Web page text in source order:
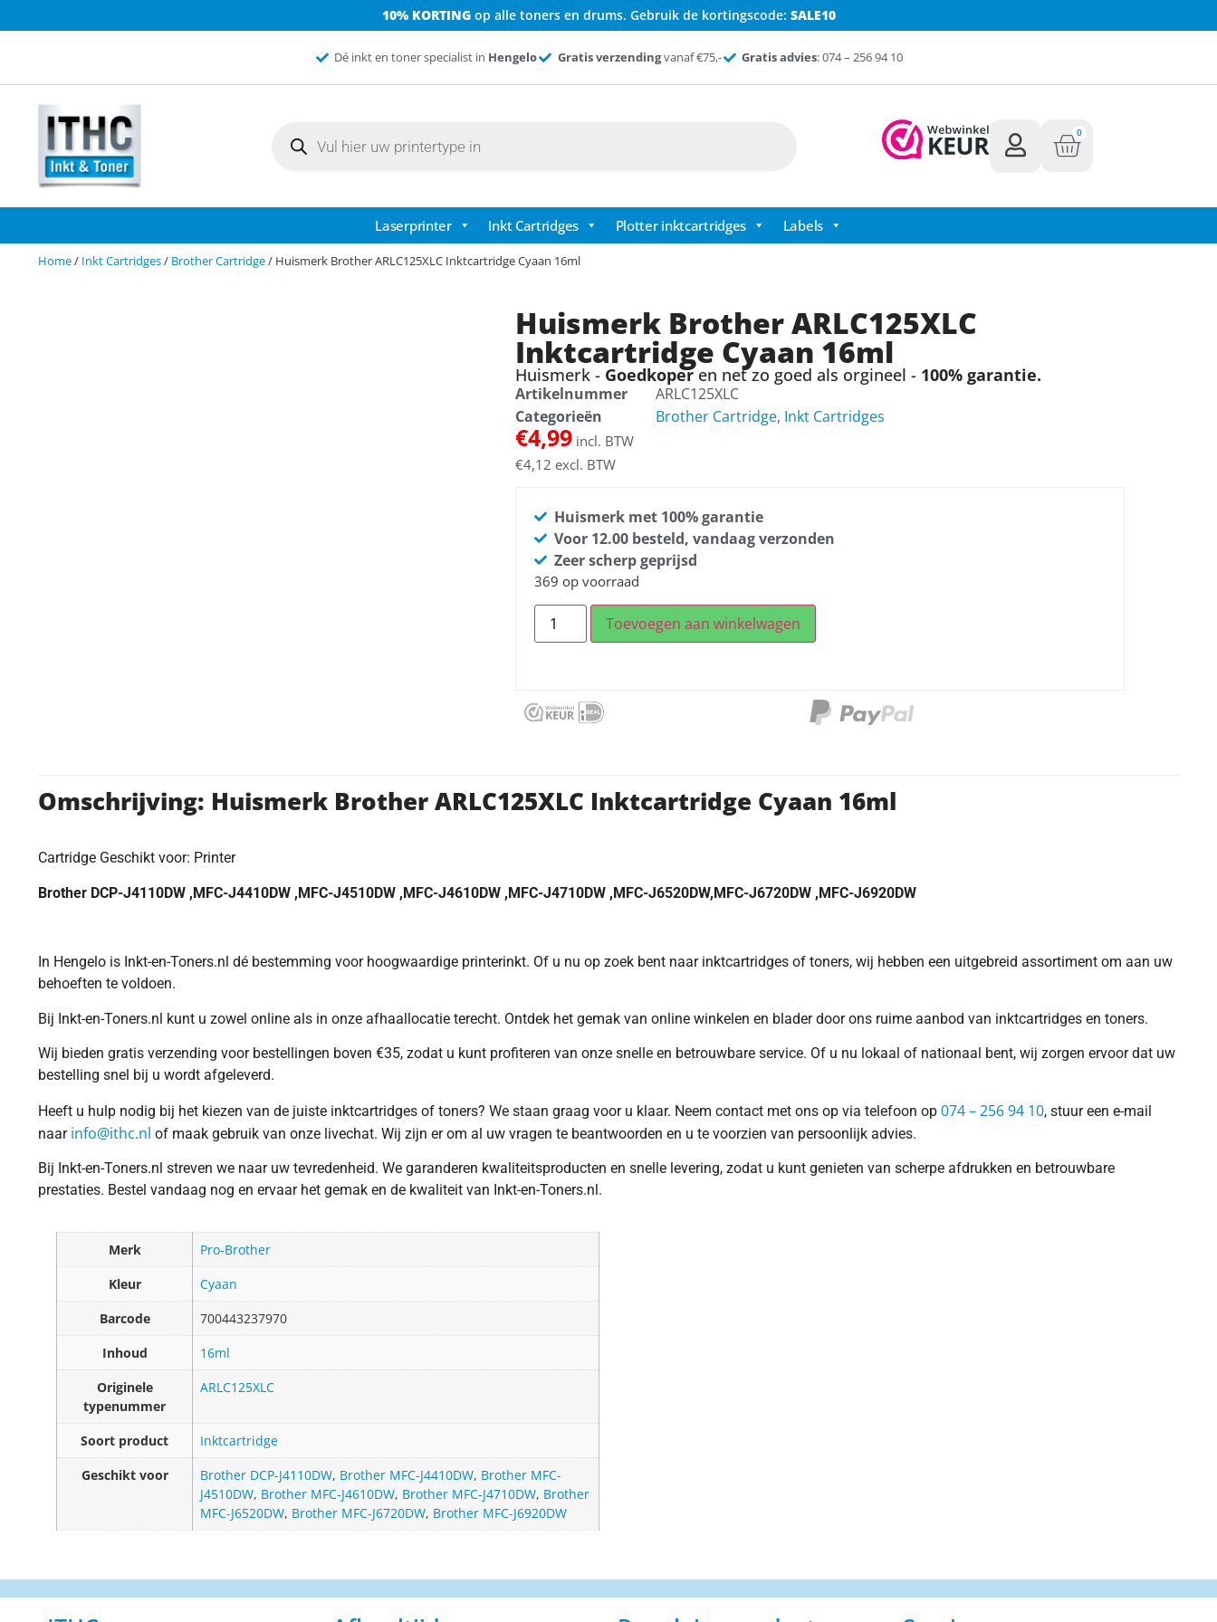
10% KORTINGop alle toners en drums. Gebruik de kortingscode: SALE10
Dé inkt en toner specialist in Hengelo Gratis verzendingvanaf €75,- Gratis advies: 074 – 256 94 10
0
Laserprinter Inkt Cartridges Plotter inktcartridges Labels
Home/ Inkt Cartridges/ Brother Cartridge/ Huismerk Brother ARLC125XLC Inktcartridge Cyaan 16ml
Huismerk Brother ARLC125XLC
Inktcartridge Cyaan 16ml
Huismerk - Goedkoperen net zo goed als orgineel - 100% garantie.
Artikelnummer
ARLC125XLC
Categorieën
Brother Cartridge, Inkt Cartridges
€4,99incl. BTW
€4,12 excl. BTW
Huismerk met 100% garantie
Voor 12.00 besteld, vandaag verzonden
Zeer scherp geprijsd
369 op voorraad
Toevoegen aan winkelwagen
Omschrijving: Huismerk Brother ARLC125XLC Inktcartridge Cyaan 16ml
Cartridge Geschikt voor: Printer
Brother DCP-J4110DW ,MFC-J4410DW ,MFC-J4510DW ,MFC-J4610DW ,MFC-J4710DW ,MFC-J6520DW,MFC-J6720DW ,MFC-J6920DW
In Hengelo is Inkt-en-Toners.nl dé bestemming voor hoogwaardige printerinkt. Of u nu op zoek bent naar inktcartridges of toners, wij hebben een uitgebreid assortiment om aan uw
behoeften te voldoen.
Bij Inkt-en-Toners.nl kunt u zowel online als in onze afhaallocatie terecht. Ontdek het gemak van online winkelen en blader door ons ruime aanbod van inktcartridges en toners.
Wij bieden gratis verzending voor bestellingen boven €35, zodat u kunt profiteren van onze snelle en betrouwbare service. Of u nu lokaal of nationaal bent, wij zorgen ervoor dat uw
bestelling snel bij u wordt afgeleverd.
Heeft u hulp nodig bij het kiezen van de juiste inktcartridges of toners? We staan graag voor u klaar. Neem contact met ons op via telefoon op 074 – 256 94 10, stuur een e-mail
naar info@ithc.nl of maak gebruik van onze livechat. Wij zijn er om al uw vragen te beantwoorden en u te voorzien van persoonlijk advies.
Bij Inkt-en-Toners.nl streven we naar uw tevredenheid. We garanderen kwaliteitsproducten en snelle levering, zodat u kunt genieten van scherpe afdrukken en betrouwbare
prestaties. Bestel vandaag nog en ervaar het gemak en de kwaliteit van Inkt-en-Toners.nl.
Merk
Pro-Brother
Kleur
Cyaan
Barcode
700443237970
Inhoud
16ml
Originele
typenummer
ARLC125XLC
Soort product
Inktcartridge
Geschikt voor
Brother DCP-J4110DW, Brother MFC-J4410DW, Brother MFC-
J4510DW, Brother MFC-J4610DW, Brother MFC-J4710DW, Brother
MFC-J6520DW, Brother MFC-J6720DW, Brother MFC-J6920DW